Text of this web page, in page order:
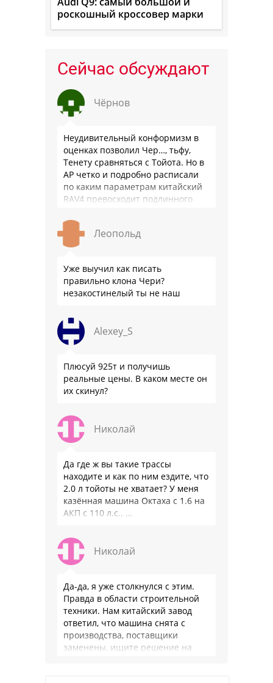
роскошный кроссовер марки
Сейчас обсуждают
Чёрнов
Неудивительный конформизм в
оценках позволил Чер…, тьфу,
Тенету сравняться с Тойота. Но в
АР четко и подробно расписали
по каким параметрам китайский
RAV4 превосходит подлинного
подвеска едет ровно и приятно …
Леопольд
Уже выучил как писать
правильно клона Чери?
незакостинелый ты не наш
Alexey_S
Плюсуй 925т и получишь
реальные цены. В каком месте он
их скинул?
Николай
Да где ж вы такие трассы
находите и как по ним ездите, что
2.0 л тойоты не хватает? У меня
казённая машина Октаха с 1.6 на
АКП с 110 л.с.. …
Николай
Да-да, я уже столкнулся с этим.
Правда в области строительной
техники. Нам китайский завод
ответил, что машина снята с
производства, поставщики
заменены, ищите решение на